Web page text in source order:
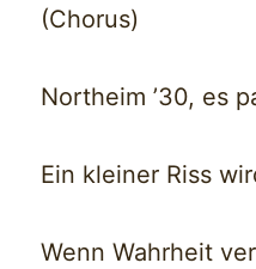
(Chorus)
Northeim ’30, es
Ein kleiner Riss
Wenn Wahrheit